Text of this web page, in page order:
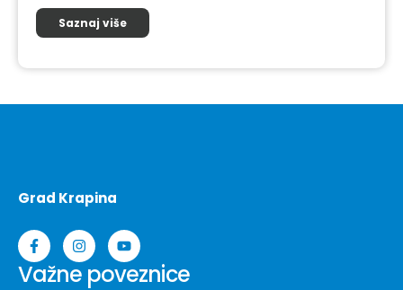
Saznaj više
Grad Krapina
Važne poveznice